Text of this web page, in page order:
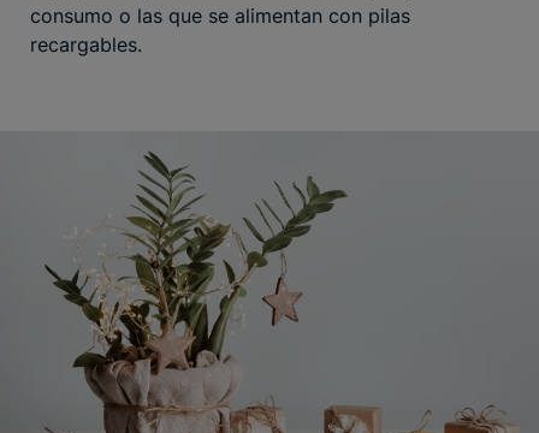
consumo o las que se alimentan con pilas
recargables.